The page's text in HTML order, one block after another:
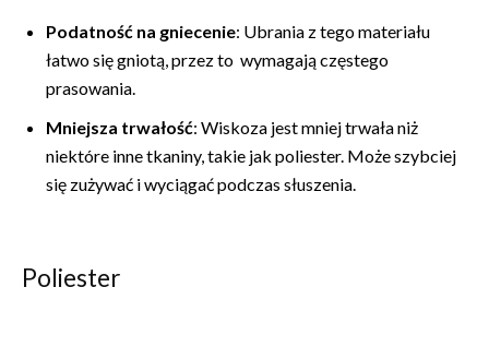
Podatność na gniecenie: Ubrania z tego materiału
łatwo się gniotą, przez to wymagają częstego
prasowania.
Mniejsza trwałość: Wiskoza jest mniej trwała niż
niektóre inne tkaniny, takie jak poliester. Może szybciej
się zużywać i wyciągać podczas słuszenia.
Poliester